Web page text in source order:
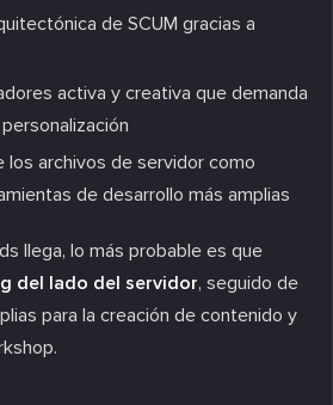
de SCUM gracias a
activa y creativa que demanda
los archivos de servidor como
de desarrollo más amplias
llega, lo más probable es que
del lado del servidor, seguido de
para la creación de contenido y